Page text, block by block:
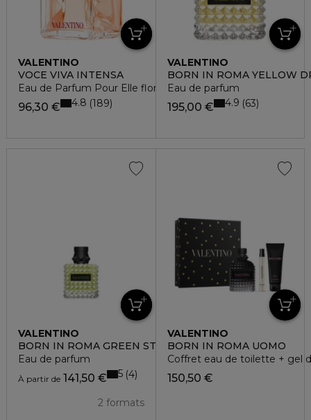
VALENTINO
VOCE VIVA INTENSA
Eau de Parfum Pour Elle floral boisé
96,30 € 4.8 189
VALENTINO
BORN IN ROMA YELLOW
Eau de parfum
195,00 € 4.9 63
VALENTINO
BORN IN ROMA GREEN STRAVAGANZA DONNA
Eau de parfum
À partir de 141,50 €
2 formats
5 4
VALENTINO
BORN IN ROMA UOMO
Coffret eau de toilette + gel
150,50 €